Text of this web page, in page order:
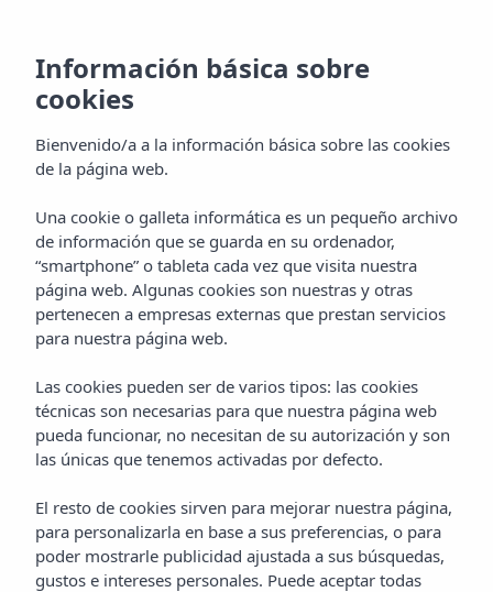
Información básica sobre
cookies
Bienvenido/a a la información básica sobre las cookies
de la página web.
Una cookie o galleta informática es un pequeño archivo
de información que se guarda en su ordenador,
“smartphone” o tableta cada vez que visita nuestra
página web. Algunas cookies son nuestras y otras
pertenecen a empresas externas que prestan servicios
para nuestra página web.
Las cookies pueden ser de varios tipos: las cookies
técnicas son necesarias para que nuestra página web
pueda funcionar, no necesitan de su autorización y son
las únicas que tenemos activadas por defecto.
El resto de cookies sirven para mejorar nuestra página,
para personalizarla en base a sus preferencias, o para
poder mostrarle publicidad ajustada a sus búsquedas,
gustos e intereses personales. Puede aceptar todas